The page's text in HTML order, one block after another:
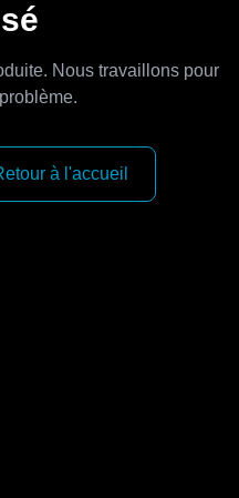
Nous travaillons pour
à l'accueil